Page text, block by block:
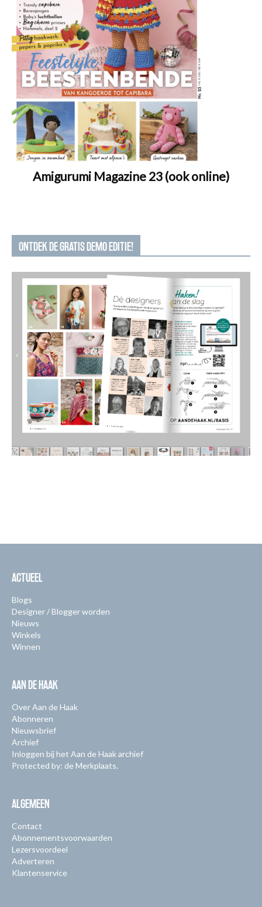
Amigurumi Magazine 23 (ook online)
ONTDEK DE GRATIS DEMO EDITIE!
ACTUEEL
Blogs
Designer / Blogger worden
Nieuws
Winkels
Winnen
AAN DE HAAK
Over Aan de Haak
Abonneren
Nieuwsbrief
Archief
Inloggen bij het Aan de Haak archief
Protected by: de Merkplaats.
ALGEMEEN
Contact
Abonnementsvoorwaarden
Lezersvoordeel
Adverteren
Klantenservice